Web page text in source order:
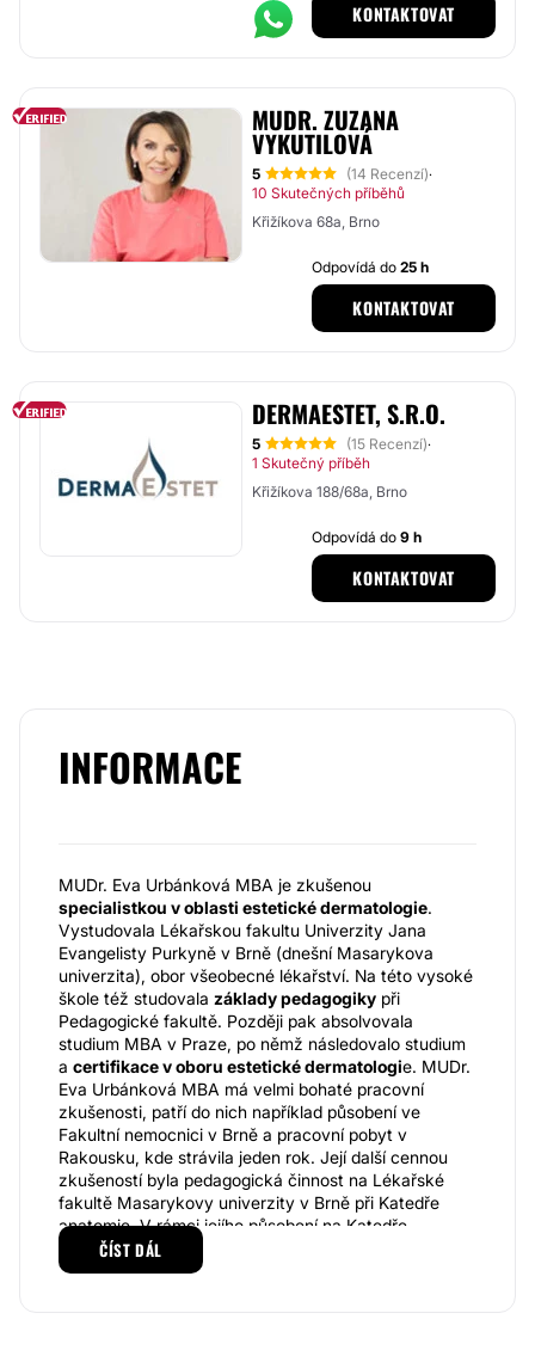
KONTAKTOVAT
MUDR. ZUZANA
VYKUTILOVÁ
5 (14 Recenzí)·
10 Skutečných příběhů
Křižíkova 68a, Brno
Odpovídá do25 h
KONTAKTOVAT
DERMAESTET, S.R.O.
5 (15 Recenzí)·
1 Skutečný příběh
Křižíkova 188/68a, Brno
Odpovídá do9 h
KONTAKTOVAT
INFORMACE
MUDr. Eva Urbánková MBA je zkušenou
specialistkou v oblasti estetické dermatologie.
Vystudovala Lékařskou fakultu Univerzity Jana
Evangelisty Purkyně v Brně (dnešní Masarykova
univerzita), obor všeobecné lékařství. Na této vysoké
škole též studovala základy pedagogiky při
Pedagogické fakultě. Později pak absolvovala
studium MBA v Praze, po němž následovalo studium
a certifikace v oboru estetické dermatologie. MUDr.
Eva Urbánková MBA má velmi bohaté pracovní
zkušenosti, patří do nich například působení ve
Fakultní nemocnici v Brně a pracovní pobyt v
Rakousku, kde strávila jeden rok. Její další cennou
zkušeností byla pedagogická činnost na Lékařské
fakultě Masarykovy univerzity v Brně při Katedře
anatomie. V rámci jejího působení na Katedře
anatomie se věnovala též publikační činnosti, jak
domácí, tak mezinárodní. V rámci sebevzdělávání se
ČÍST DÁL